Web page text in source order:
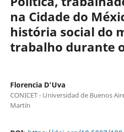
na Cidade do
história social do
trabalho durante
Florencia D'Uva
CONICET - Universidad de Buenos
Martín